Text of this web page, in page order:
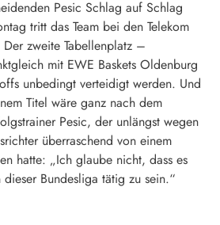
Pesic Schlag auf Schlag
tritt das Team bei den Telekom
Der zweite Tabellenplatz –
mit EWE Baskets Oldenburg
unbedingt verteidigt werden. Und
Titel wäre ganz nach dem
Pesic, der unlängst wegen
überraschend von einem
hatte: „Ich glaube nicht, dass es
Bundesliga tätig zu sein.“